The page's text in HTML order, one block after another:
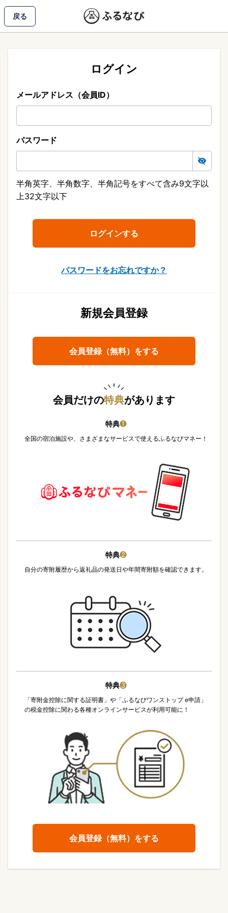
戻る
ログイン
メールアドレス（会員ID）
パスワード
半角英字、半角数字、半角記号をすべて含み9文字以
上32文字以下
パスワードをお忘れですか？
新規会員登録
会員登録（無料）をする
会員だけの特典があります
特典❶
全国の宿泊施設や、さまざまなサービスで使えるふるなびマネー！
特典❷
自分の寄附履歴から返礼品の発送日や年間寄附額を確認できます。
特典❸
「寄附金控除に関する証明書」や「ふるなびワンストップ e申請」
の税金控除に関わる各種オンラインサービスが利用可能に！
会員登録（無料）をする